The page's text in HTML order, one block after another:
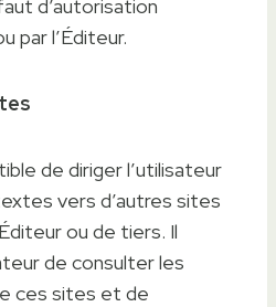
d’autorisation
par l’Éditeur.
de diriger l’utilisateur
vers d’autres sites
ou de tiers. Il
de consulter les
ces sites et de